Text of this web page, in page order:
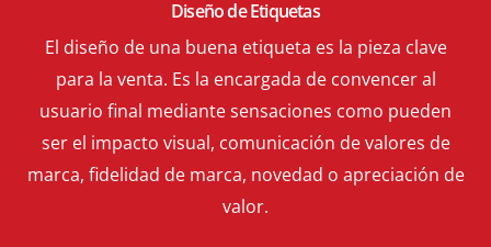
Diseño de Etiquetas
El diseño de una buena etiqueta es la pieza clave
para la venta. Es la encargada de convencer al
usuario final mediante sensaciones como pueden
ser el impacto visual, comunicación de valores de
marca, fidelidad de marca, novedad o apreciación de
valor.